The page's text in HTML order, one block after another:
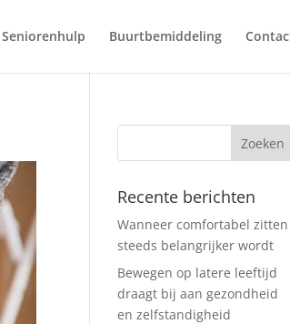
Seniorenhulp Buurtbemiddeling
Recente berichten
Wanneer comfortabel zitten
steeds belangrijker wordt
Bewegen op latere leeftijd
draagt bij aan gezondheid
en zelfstandigheid